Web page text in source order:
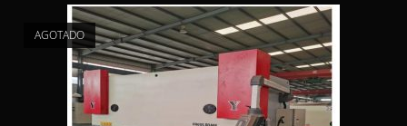
AGOTADO